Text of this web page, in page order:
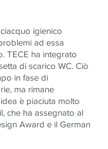
igienico
ad essa
TECE ha integrato
di scarico WC. Ciò
in fase di
ma rimane
è piaciuta molto
che ha assegnato al
Award e il German